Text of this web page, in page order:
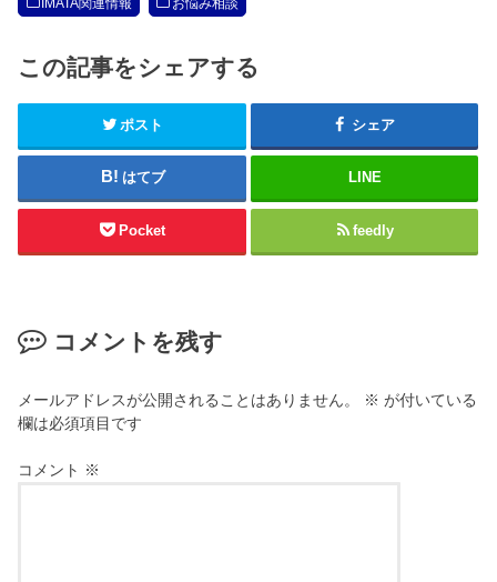
IMATA関連情報 お悩み相談
この記事をシェアする
ポスト シェア
はてブ LINE
Pocket feedly
コメントを残す
メールアドレスが公開されることはありません。 ※ が付いている
欄は必須項目です
コメント ※